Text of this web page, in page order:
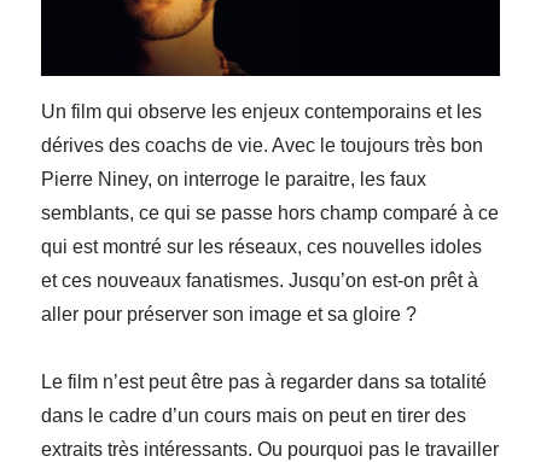
Un film qui observe les enjeux contemporains et les
dérives des coachs de vie. Avec le toujours très bon
Pierre Niney, on interroge le paraitre, les faux
semblants, ce qui se passe hors champ comparé à ce
qui est montré sur les réseaux, ces nouvelles idoles
et ces nouveaux fanatismes. Jusqu’on est-on prêt à
aller pour préserver son image et sa gloire ?
Le film n’est peut être pas à regarder dans sa totalité
dans le cadre d’un cours mais on peut en tirer des
extraits très intéressants. Ou pourquoi pas le travailler